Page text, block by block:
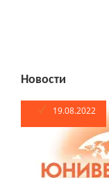
Новости
19.08.2022